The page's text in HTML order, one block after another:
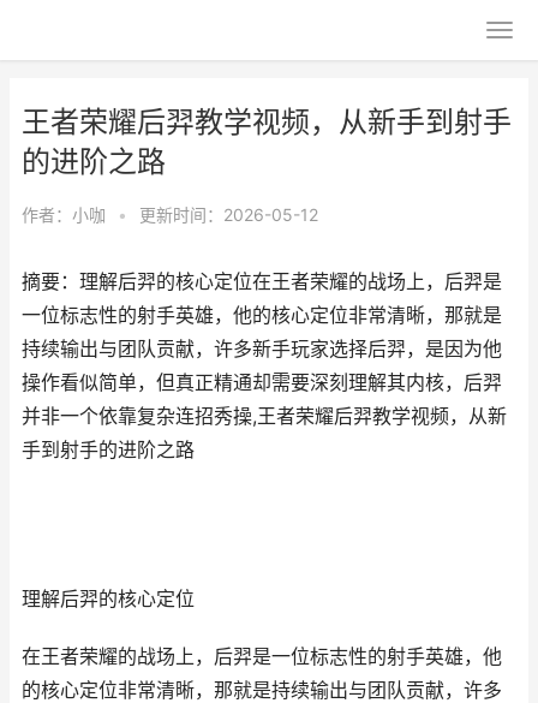
王者荣耀后羿教学视频，从新手到射手
的进阶之路
作者： 小咖 • 更新时间：2026-05-12
摘要：理解后羿的核心定位在王者荣耀的战场上，后羿是
一位标志性的射手英雄，他的核心定位非常清晰，那就是
持续输出与团队贡献，许多新手玩家选择后羿，是因为他
操作看似简单，但真正精通却需要深刻理解其内核，后羿
并非一个依靠复杂连招秀操,王者荣耀后羿教学视频，从新
手到射手的进阶之路
理解后羿的核心定位
在王者荣耀的战场上，后羿是一位标志性的射手英雄，他
的核心定位非常清晰，那就是持续输出与团队贡献，许多